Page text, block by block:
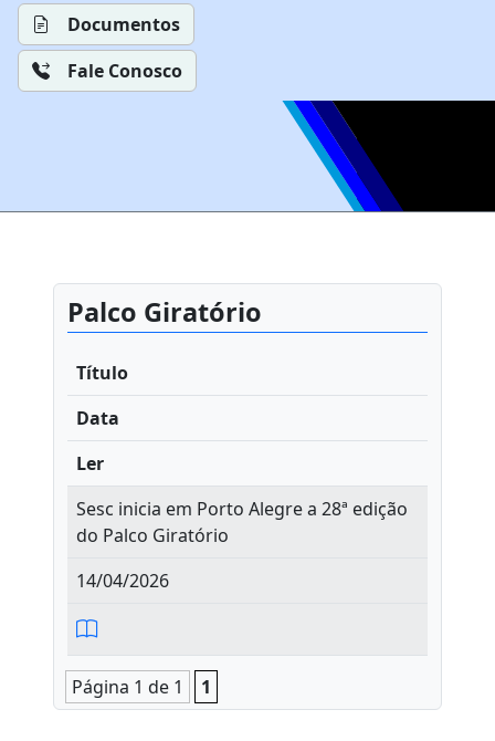
Documentos
Fale Conosco
Palco Giratório
Título
Data
Ler
Sesc inicia em Porto Alegre a 28ª edição
do Palco Giratório
14/04/2026
Página 1 de 1 1